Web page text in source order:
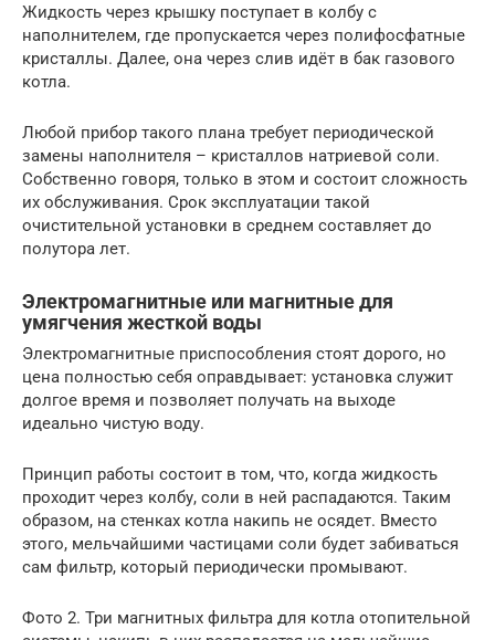
Жидкость через крышку поступает в колбу с
наполнителем, где пропускается через полифосфатные
кристаллы. Далее, она через слив идёт в бак газового
котла.
Любой прибор такого плана требует периодической
замены наполнителя – кристаллов натриевой соли.
Собственно говоря, только в этом и состоит сложность
их обслуживания. Срок эксплуатации такой
очистительной установки в среднем составляет до
полутора лет.
Электромагнитные или магнитные для
умягчения жесткой воды
Электромагнитные приспособления стоят дорого, но
цена полностью себя оправдывает: установка служит
долгое время и позволяет получать на выходе
идеально чистую воду.
Принцип работы состоит в том, что, когда жидкость
проходит через колбу, соли в ней распадаются. Таким
образом, на стенках котла накипь не осядет. Вместо
этого, мельчайшими частицами соли будет забиваться
сам фильтр, который периодически промывают.
Фото 2. Три магнитных фильтра для котла отопительной